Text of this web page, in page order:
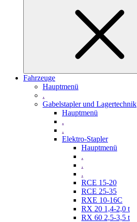
Fahrzeuge
Hauptmenü
.
Gabelstapler und Lagertechnik
Hauptmenü
.
.
Elektro-Stapler
Hauptmenü
.
.
.
RCE 15-20
RCE 25-35
RXE 10-16C
RX 20 1,4-2,0 t
RX 60 2,5-3,5 t